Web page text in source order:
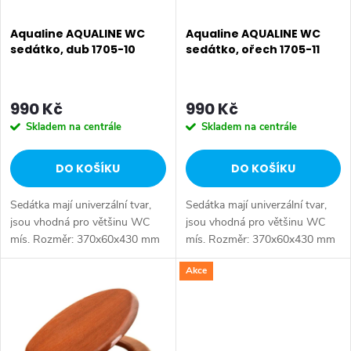
p
r
o
d
u
k
t
ů
p
o
d
u
k
t
Aqualine AQUALINE WC
sedátko, dub 1705-10
990 Kč
Skladem na centrále
DO KOŠÍKU
Sedátka mají univerzální tvar,
jsou vhodná pro většinu WC
mís. Rozměr: 370x60x430 mm
• Šířka: 370 mm • Výška: 60
Barva: Hnědá • Materiál:
HDF/dýha • Tvar:...
Aqualine AQUALINE WC
sedátko, ořech 1705-11
990 Kč
Skladem na centrále
DO KOŠÍKU
Sedátka mají univerzální tvar,
jsou vhodná pro většinu WC
mís. Rozměr: 370x60x430 mm
• Šířka: 370 mm • Výška: 60
mm • Hloubka: 430 mm •
Akce